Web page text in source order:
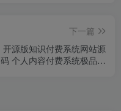
下一篇
开源版知识付费系统网站源
码 个人内容付费系统极品模